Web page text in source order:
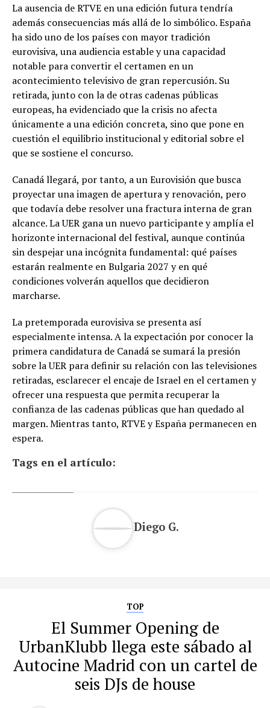
La ausencia de RTVE en una edición futura tendría
además consecuencias más allá de lo simbólico. España
ha sido uno de los países con mayor tradición
eurovisiva, una audiencia estable y una capacidad
notable para convertir el certamen en un
acontecimiento televisivo de gran repercusión. Su
retirada, junto con la de otras cadenas públicas
europeas, ha evidenciado que la crisis no afecta
únicamente a una edición concreta, sino que pone en
cuestión el equilibrio institucional y editorial sobre el
que se sostiene el concurso.
Canadá llegará, por tanto, a un Eurovisión que busca
proyectar una imagen de apertura y renovación, pero
que todavía debe resolver una fractura interna de gran
alcance. La UER gana un nuevo participante y amplía el
horizonte internacional del festival, aunque continúa
sin despejar una incógnita fundamental: qué países
estarán realmente en Bulgaria 2027 y en qué
condiciones volverán aquellos que decidieron
marcharse.
La pretemporada eurovisiva se presenta así
especialmente intensa. A la expectación por conocer la
primera candidatura de Canadá se sumará la presión
sobre la UER para definir su relación con las televisiones
retiradas, esclarecer el encaje de Israel en el certamen y
ofrecer una respuesta que permita recuperar la
confianza de las cadenas públicas que han quedado al
margen. Mientras tanto, RTVE y España permanecen en
espera.
Tags en el artículo:
Diego G.
TOP
El Summer Opening de
UrbanKlubb llega este sábado al
Autocine Madrid con un cartel de
seis DJs de house